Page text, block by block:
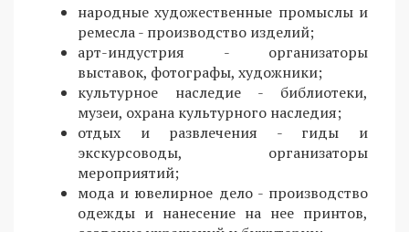
народные художественные промыслы и
ремесла - производство изделий;
арт-индустрия - организаторы
выставок, фотографы, художники;
культурное наследие - библиотеки,
музеи, охрана культурного наследия;
отдых и развлечения - гиды и
экскурсоводы, организаторы
мероприятий;
мода и ювелирное дело - производство
одежды и нанесение на нее принтов,